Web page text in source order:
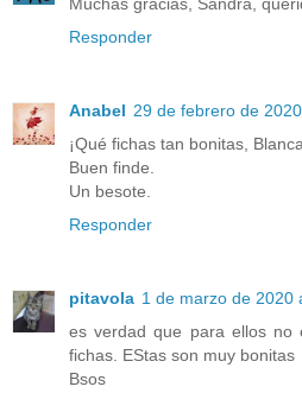
Responder
Anabel 29 de febrero de
¡Qué fichas tan bonitas,
Buen finde.
Un besote.
Responder
pitavola 1 de marzo de 2020
es verdad que para ellos no
fichas. EStas son muy bonitas
Bsos